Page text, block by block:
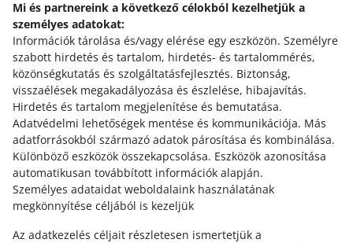
Mi és partnereink a következő célokból kezelhetjük a
személyes adatokat:
Információk tárolása és/vagy elérése egy eszközön. Személyre
szabott hirdetés és tartalom, hirdetés- és tartalommérés,
közönségkutatás és szolgáltatásfejlesztés. Biztonság,
visszaélések megakadályozása és észlelése, hibajavítás.
Hirdetés és tartalom megjelenítése és bemutatása.
Adatvédelmi lehetőségek mentése és kommunikációja. Más
adatforrásokból származó adatok párosítása és kombinálása.
Különböző eszközök összekapcsolása. Eszközök azonosítása
automatikusan továbbított információk alapján.
Személyes adataidat weboldalaink használatának
megkönnyítése céljából is kezeljük
Az adatkezelés céljait részletesen ismertetjük a
Ha meg szeretnéd változtatni a mentett kifizetési módot
– töröld, majd add hozzá újra a
fülön. AKifizetési beállításokszakaszban a törölni kívánt
bankszámla mellett kattints a [számla eltávolítása]
gombra. Ha törlöd a jelenlegi számlaszámot, akkor az új
kifizetési módot ellenőrizned kell.
Európai Gazdasági Térségen (EGT) kívüli eladó,
illetve az EGT-n belüli eladó, aki a PingPong
módszert választotta?
Az ilyen eladó csak akkor adhat hozzá másik kifizetési
módot a második bankszámlához, ha a fizetési
szolgáltató a bankszámlát egy banki dokumentummal
igazolja. Ilyen dokumentumot a következő címen lehet
beszerezni:
LianLian Global,
PingPong.
Nézzük erre példákat.
Segítségre van szükséged?
VEDD FEL VELÜNK A KAPCSOLATOT